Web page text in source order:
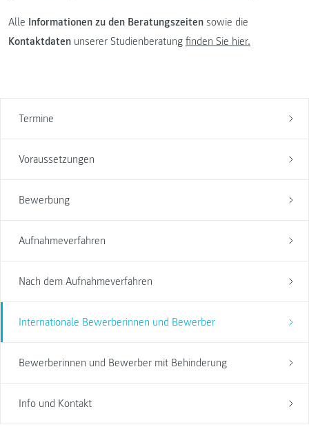
Termine
Voraussetzungen
Bewerbung
Aufnahmeverfahren
Nach dem Aufnahmeverfahren
Internationale Bewerberinnen und Bewerber
Bewerberinnen und Bewerber mit Behinderung
Info und Kontakt
Alle Informationen zu den Beratungszeiten sowie die
Kontaktdaten unserer Studienberatung finden Sie hier.